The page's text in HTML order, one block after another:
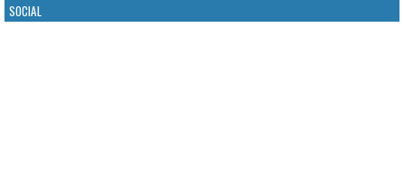
SOCIAL